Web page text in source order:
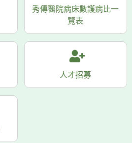
秀傳醫院病床數護病比一
覽表
人才招募